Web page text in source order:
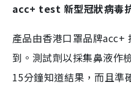
acc+ test 新型冠狀病毒
產品由香港口罩品牌acc+
到。測試劑以採集鼻液作
15分鐘知道結果，而且準